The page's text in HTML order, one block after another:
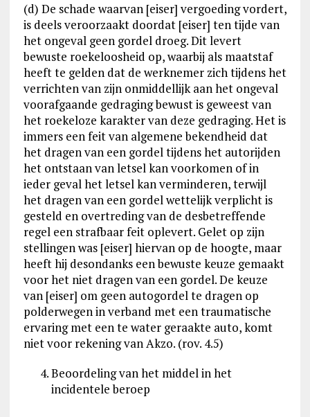
(d) De schade waarvan [eiser] vergoeding vordert,
is deels veroorzaakt doordat [eiser] ten tijde van
het ongeval geen gordel droeg. Dit levert
bewuste roekeloosheid op, waarbij als maatstaf
heeft te gelden dat de werknemer zich tijdens het
verrichten van zijn onmiddellijk aan het ongeval
voorafgaande gedraging bewust is geweest van
het roekeloze karakter van deze gedraging. Het is
immers een feit van algemene bekendheid dat
het dragen van een gordel tijdens het autorijden
het ontstaan van letsel kan voorkomen of in
ieder geval het letsel kan verminderen, terwijl
het dragen van een gordel wettelijk verplicht is
gesteld en overtreding van de desbetreffende
regel een strafbaar feit oplevert. Gelet op zijn
stellingen was [eiser] hiervan op de hoogte, maar
heeft hij desondanks een bewuste keuze gemaakt
voor het niet dragen van een gordel. De keuze
van [eiser] om geen autogordel te dragen op
polderwegen in verband met een traumatische
ervaring met een te water geraakte auto, komt
niet voor rekening van Akzo. (rov. 4.5)
Beoordeling van het middel in het
incidentele beroep